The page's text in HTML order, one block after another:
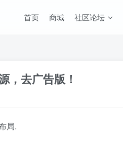
首页 商城 社区论坛
，去广告版！
局.